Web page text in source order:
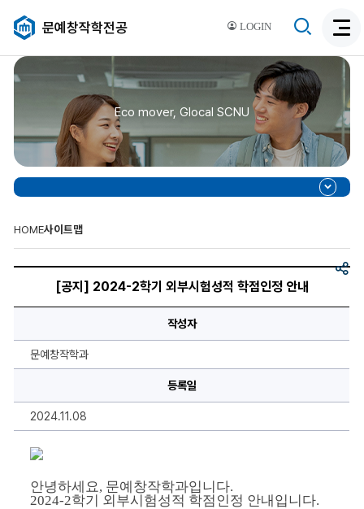
LOGIN
문예창작학전공
색
활
성
색
Eco mover, Glocal SCNU
HOME사이트맵
공
2
외
인
[공지] 2024-2학기 외부시험성적 학점인정 안내
작성자
문예창작학과
등록일
2024.11.08
안녕하세요, 문예창작학과입니다.
2024-2학기 외부시험성적 학점인정 안내입니다.